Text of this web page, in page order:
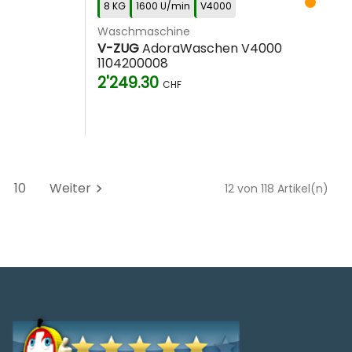
8 KG 1600 U/min V4000
Waschmaschine
V-ZUGAdoraWaschen V4000
1104200008
2'249.30CHF
10 Weiter chevron_right 12 von 118 Artikel(n)